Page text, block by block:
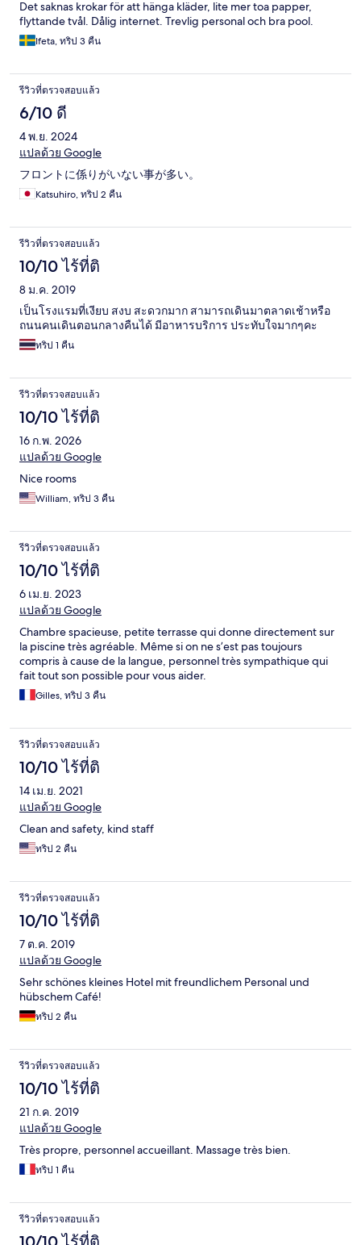
Det saknas krokar för att hänga kläder, lite mer toa papper,
flyttande tvål. Dålig internet. Trevlig personal och bra pool.
Ifeta, ทริป 3 คืน
รีวิวที่ตรวจสอบแล้ว
6/10 ดี
4 พ.ย. 2024
แปลด้วย Google
フロントに係りがいない事が多い。
Katsuhiro, ทริป 2 คืน
รีวิวที่ตรวจสอบแล้ว
10/10 ไร้ที่ติ
8 ม.ค. 2019
เป็นโรงแรมที่เงียบ สงบ สะดวกมาก สามารถเดินมาตลาดเช้าหรือ
ถนนคนเดินตอนกลางคืนได้ มีอาหารบริการ ประทับใจมากๆคะ
ทริป 1 คืน
รีวิวที่ตรวจสอบแล้ว
10/10 ไร้ที่ติ
16 ก.พ. 2026
แปลด้วย Google
Nice rooms
William, ทริป 3 คืน
รีวิวที่ตรวจสอบแล้ว
10/10 ไร้ที่ติ
6 เม.ย. 2023
แปลด้วย Google
Chambre spacieuse, petite terrasse qui donne directement sur
la piscine très agréable. Même si on ne s’est pas toujours
compris à cause de la langue, personnel très sympathique qui
fait tout son possible pour vous aider.
Gilles, ทริป 3 คืน
รีวิวที่ตรวจสอบแล้ว
10/10 ไร้ที่ติ
14 เม.ย. 2021
แปลด้วย Google
Clean and safety, kind staff
ทริป 2 คืน
รีวิวที่ตรวจสอบแล้ว
10/10 ไร้ที่ติ
7 ต.ค. 2019
แปลด้วย Google
Sehr schönes kleines Hotel mit freundlichem Personal und
hübschem Café!
ทริป 2 คืน
รีวิวที่ตรวจสอบแล้ว
10/10 ไร้ที่ติ
21 ก.ค. 2019
แปลด้วย Google
Très propre, personnel accueillant. Massage très bien.
ทริป 1 คืน
รีวิวที่ตรวจสอบแล้ว